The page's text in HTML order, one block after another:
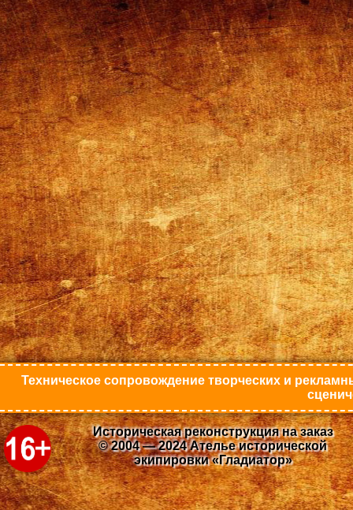
Техническое сопровождение творческих и
Историческая реконструкция на заказ
© 2004 — 2024 Ателье исторической
экипировки «Гладиатор»